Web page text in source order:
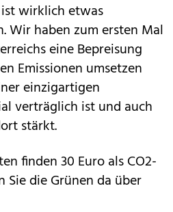
wirklich etwas
Wir haben zum ersten Mal
eine Bepreisung
Emissionen umsetzen
einzig­artigen
verträglich ist und auch
stärkt.
finden 30 Euro als CO2-
Sie die Grünen da über